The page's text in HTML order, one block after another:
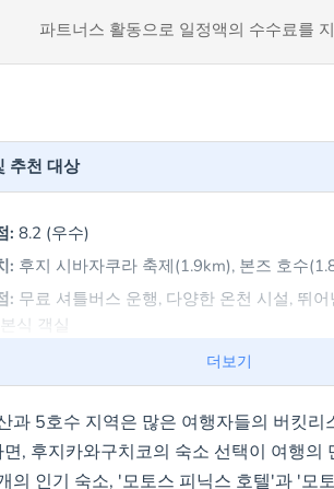
파트너스 활동으로 일정액의 수수료를
추천 대상
: 8.2 (우수)
: 후지 시바자쿠라 축제(1.9km), 본즈 호수
: 무료 셔틀버스 운행, 다양한 온천 시설, 뛰
식 객실
자연 속에서 휴식과 다양한 액티비티
:8.0 (매우 좋음)
더보기
과 5호수 지역은 많은 여행자들의 버킷
, 후지카와구치코의 숙소 선택이 여행
의 인기 숙소, '모토스 피닉스 호텔'과 '모